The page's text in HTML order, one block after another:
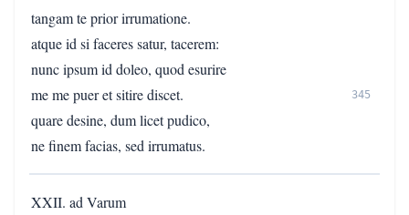
tangam te prior irrumatione.
atque id si faceres satur, tacerem:
nunc ipsum id doleo, quod esurire
me me puer et sitire discet.
345
quare desine, dum licet pudico,
ne finem facias, sed irrumatus.
XXII. ad Varum